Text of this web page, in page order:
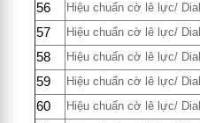
56 Hiệu chuẩn cờ lê lực/
57 Hiệu chuẩn cờ lê lực/
58 Hiệu chuẩn cờ lê lực/
59 Hiệu chuẩn cờ lê lực/
60 Hiệu chuẩn cờ lê lực/